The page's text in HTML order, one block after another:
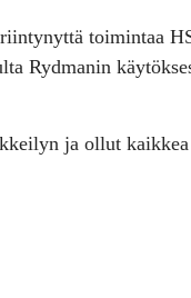
toimintaa
Rydmanin
ja ollut